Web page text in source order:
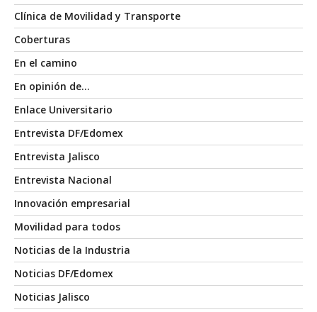
Clínica de Movilidad y Transporte
Coberturas
En el camino
En opinión de…
Enlace Universitario
Entrevista DF/Edomex
Entrevista Jalisco
Entrevista Nacional
Innovación empresarial
Movilidad para todos
Noticias de la Industria
Noticias DF/Edomex
Noticias Jalisco